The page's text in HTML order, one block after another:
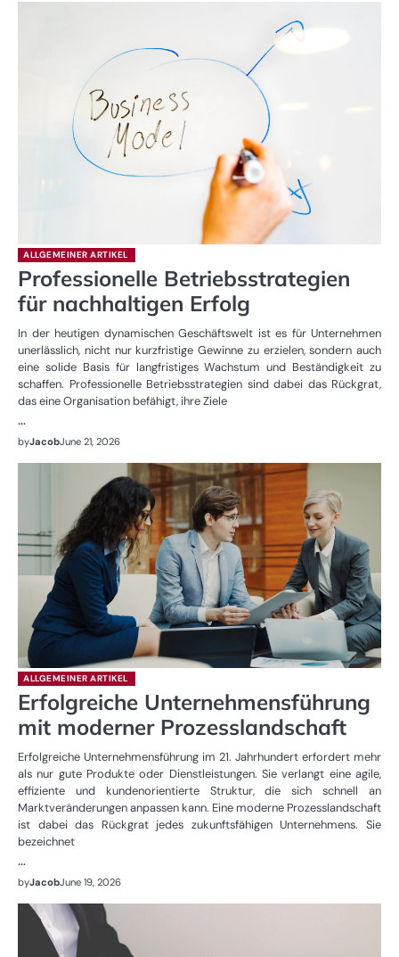
ALLGEMEINER ARTIKEL
Professionelle Betriebsstrategien
für nachhaltigen Erfolg
In der heutigen dynamischen Geschäftswelt ist es für Unternehmen
unerlässlich, nicht nur kurzfristige Gewinne zu erzielen, sondern auch
eine solide Basis für langfristiges Wachstum und Beständigkeit zu
schaffen. Professionelle Betriebsstrategien sind dabei das Rückgrat,
das eine Organisation befähigt, ihre Ziele
…
byJacobJune 21, 2026
ALLGEMEINER ARTIKEL
Erfolgreiche Unternehmensführung
mit moderner Prozesslandschaft
Erfolgreiche Unternehmensführung im 21. Jahrhundert erfordert mehr
als nur gute Produkte oder Dienstleistungen. Sie verlangt eine agile,
effiziente und kundenorientierte Struktur, die sich schnell an
Marktveränderungen anpassen kann. Eine moderne Prozesslandschaft
ist dabei das Rückgrat jedes zukunftsfähigen Unternehmens. Sie
bezeichnet
…
byJacobJune 19, 2026